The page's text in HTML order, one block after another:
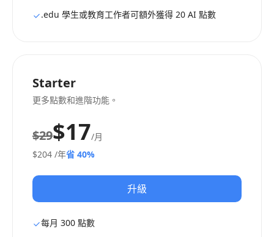
.edu 學生或教育工作者可額外獲得 20 AI 點數
Starter
更多點數和進階功能。
$29$17/月
$204 /年省 40%
升級
每月 300 點數